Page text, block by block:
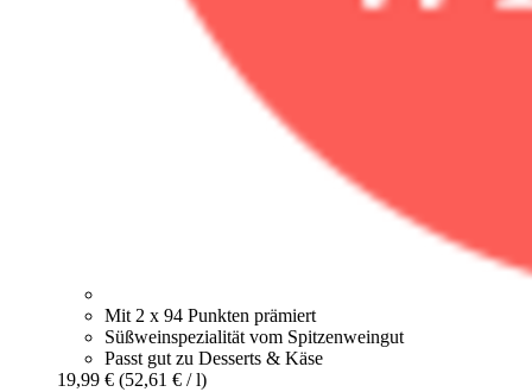
Mit 2 x 94 Punkten prämiert
Süßweinspezialität vom Spitzenweingut
Passt gut zu Desserts & Käse
19,99 € (52,61 € / l)